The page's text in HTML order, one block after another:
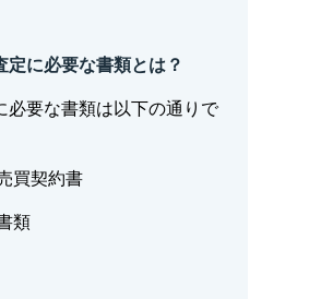
定に必要な書類とは？
必要な書類は以下の通りで
買契約書
類